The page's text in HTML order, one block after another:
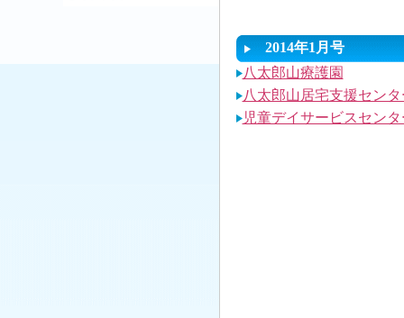
2014年1月号
八太郎山療護園
八太郎山居宅支援センタ
児童デイサービスセン